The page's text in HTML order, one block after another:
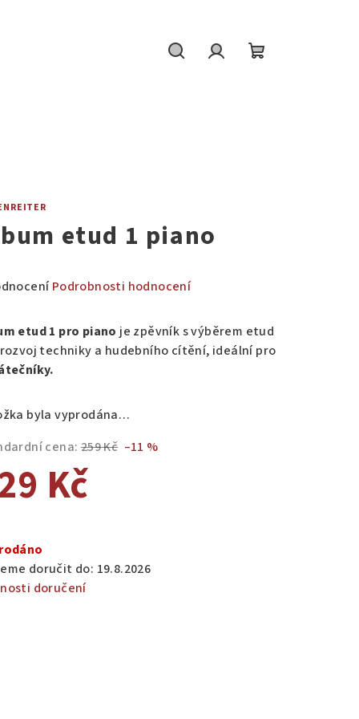
etud 1 piano
Podrobnosti hodnocení
etud 1 pro piano je zpěvník s výběrem etud
techniky a hudebního cítění, ideální pro
byla vyprodána…
cena: 259 Kč –11 %
Kč
doručit do: 19.8.2026
doručení